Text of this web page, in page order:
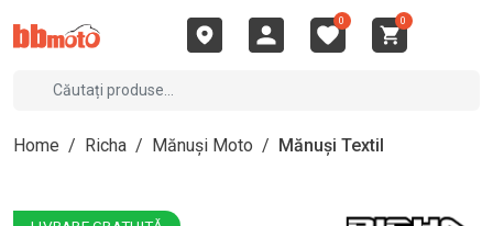
0 0
Home / Richa / Mănuși Moto / Mănuși Textil